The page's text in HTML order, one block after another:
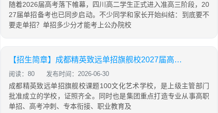
随着2026届高考落下帷幕，四川高二学生正式进入准高三阶段，20
27届单招备考也已同步启动。不少同学和家长开始纠结：到底要不
要走单招？单招多少分才能考上公办院校
【招生简章】成都精英致远单招旗舰校2027届高职单招招生简章
阅读：80 发布时间：2026-06-30
成都精英致远单招旗舰校课题100文化艺术学校，是上级主管部门
批准成立的学校，证照齐全。同时也是集团重点打造专业从事高职
单招、高考冲刺、专本衔接、职业教育及